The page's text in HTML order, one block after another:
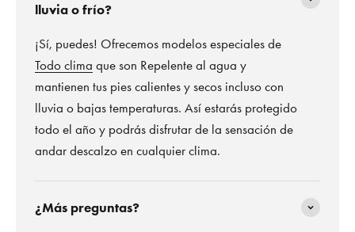
lluvia o frío?
¡Sí, puedes! Ofrecemos modelos especiales de
Todo clima que son Repelente al agua y
mantienen tus pies calientes y secos incluso con
lluvia o bajas temperaturas. Así estarás protegido
todo el año y podrás disfrutar de la sensación de
andar descalzo en cualquier clima.
¿Más preguntas?